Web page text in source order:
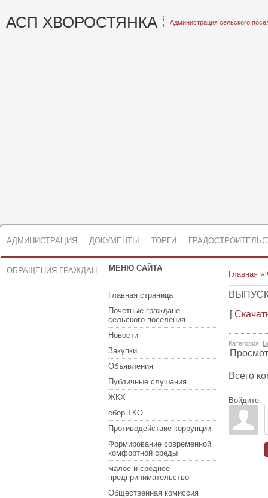
АСП ХВОРОСТЯНКА Администрация сельского
АДМИНИСТРАЦИЯ ДОКУМЕНТЫ ТОРГИ
ОБРАЩЕНИЯ ГРАЖДАН МЕНЮ САЙТА
Главная страница
Почетные граждане
сельского поселения
Новости
Закупки
Объявления
Публичные слушания
ЖКХ
сбор ТКО
Противодействие коррупции
Формирование современной
комфортной среды
малое и среднее
предпринимательство
Общественная комиссия
Главная »
ВЫПУСК
[
Категория:
Всего
Войдите: